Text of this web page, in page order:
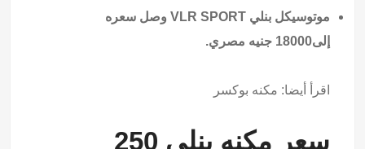
موتوسيكل بنلي VLR SPORT وصل سعره
إلى18000 جنيه مصري.
اقرأ أيضا: مكنه بوكسر
سعر مكنه بنلي 250